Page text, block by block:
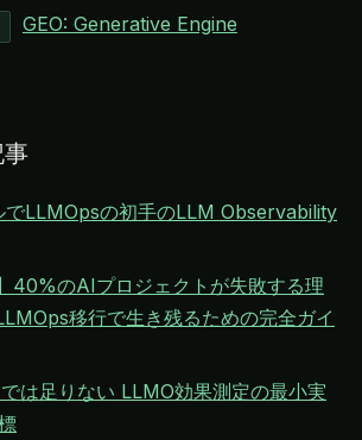
GEO: Generative Engine
でLLMOpsの初手のLLM Observability
40%のAIプロジェクトが失敗する理
移行で生き残るための完全ガイ
は足りない LLMO効果測定の最小実